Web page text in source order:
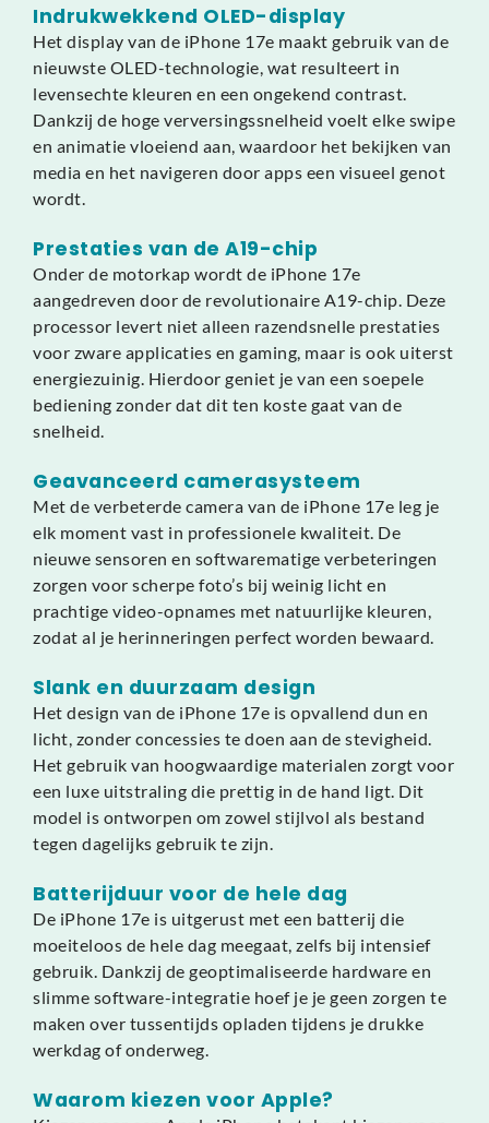
Indrukwekkend OLED-display
Het display van de iPhone 17e maakt gebruik van de
nieuwste OLED-technologie, wat resulteert in
levensechte kleuren en een ongekend contrast.
Dankzij de hoge verversingssnelheid voelt elke swipe
en animatie vloeiend aan, waardoor het bekijken van
media en het navigeren door apps een visueel genot
wordt.
Prestaties van de A19-chip
Onder de motorkap wordt de iPhone 17e
aangedreven door de revolutionaire A19-chip. Deze
processor levert niet alleen razendsnelle prestaties
voor zware applicaties en gaming, maar is ook uiterst
energiezuinig. Hierdoor geniet je van een soepele
bediening zonder dat dit ten koste gaat van de
snelheid.
Geavanceerd camerasysteem
Met de verbeterde camera van de iPhone 17e leg je
elk moment vast in professionele kwaliteit. De
nieuwe sensoren en softwarematige verbeteringen
zorgen voor scherpe foto’s bij weinig licht en
prachtige video-opnames met natuurlijke kleuren,
zodat al je herinneringen perfect worden bewaard.
Slank en duurzaam design
Het design van de iPhone 17e is opvallend dun en
licht, zonder concessies te doen aan de stevigheid.
Het gebruik van hoogwaardige materialen zorgt voor
een luxe uitstraling die prettig in de hand ligt. Dit
model is ontworpen om zowel stijlvol als bestand
tegen dagelijks gebruik te zijn.
Batterijduur voor de hele dag
De iPhone 17e is uitgerust met een batterij die
moeiteloos de hele dag meegaat, zelfs bij intensief
gebruik. Dankzij de geoptimaliseerde hardware en
slimme software-integratie hoef je je geen zorgen te
maken over tussentijds opladen tijdens je drukke
werkdag of onderweg.
Waarom kiezen voor Apple?